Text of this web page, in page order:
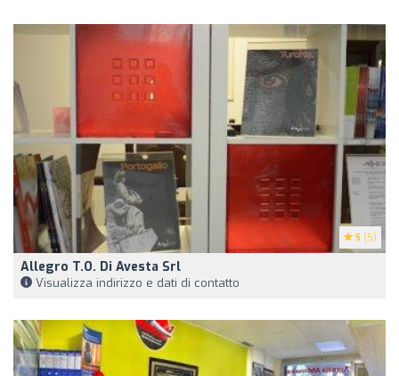
5 (5)
Allegro T.O. Di Avesta Srl
Visualizza indirizzo e dati di contatto